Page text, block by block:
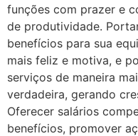
funções com prazer e
de produtividade.
benefícios para sua
mais feliz e motiva, e
serviços de maneira
verdadeira, gerando
Oferecer salários
benefícios, promover